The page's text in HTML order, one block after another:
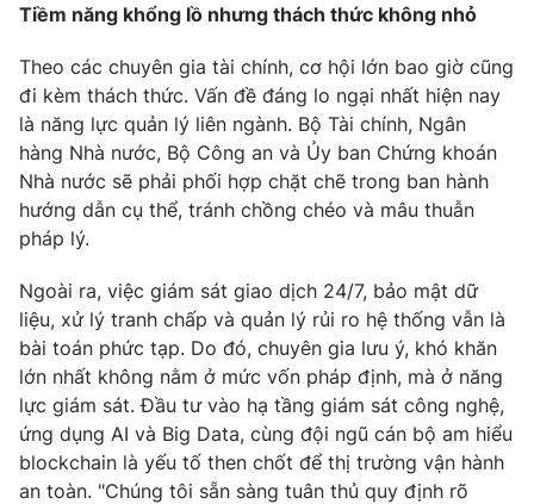
Tiềm năng khổng lồ nhưng thách thức không nhỏ
Theo các chuyên gia tài chính, cơ hội lớn bao giờ cũng
đi kèm thách thức. Vấn đề đáng lo ngại nhất hiện nay
là năng lực quản lý liên ngành. Bộ Tài chính, Ngân
hàng Nhà nước, Bộ Công an và Ủy ban Chứng khoán
Nhà nước sẽ phải phối hợp chặt chẽ trong ban hành
hướng dẫn cụ thể, tránh chồng chéo và mâu thuẫn
pháp lý.
Ngoài ra, việc giám sát giao dịch 24/7, bảo mật dữ
liệu, xử lý tranh chấp và quản lý rủi ro hệ thống vẫn là
bài toán phức tạp. Do đó, chuyên gia lưu ý, khó khăn
lớn nhất không nằm ở mức vốn pháp định, mà ở năng
lực giám sát. Đầu tư vào hạ tầng giám sát công nghệ,
ứng dụng AI và Big Data, cùng đội ngũ cán bộ am hiểu
blockchain là yếu tố then chốt để thị trường vận hành
an toàn. "Chúng tôi sẵn sàng tuân thủ quy định rõ